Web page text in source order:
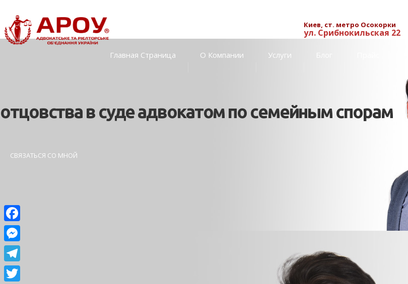
Киев, ст. метро Осокорки
ул. Срибнокильская 22
Главная Страница О Компании Услуги
отцовства в суде адвокатом по семейным спорам
СВЯЗАТЬСЯ СО МНОЙ
Facebook
Messenger
Telegram